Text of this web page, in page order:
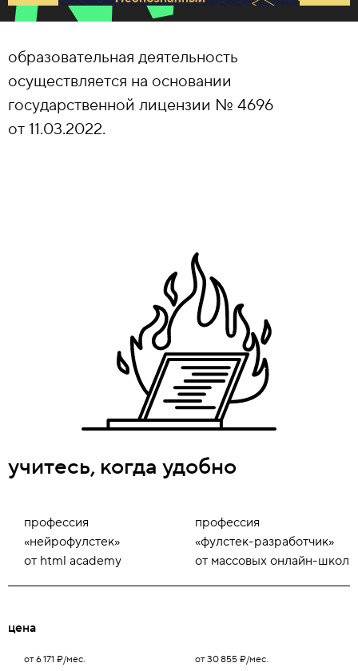
образовательная деятельность
осуществляется на основании
государственной лицензии № 4696
от 11.03.2022.
учитесь, когда удобно
профессия
«нейрофулстек»
от html academy
профессия
«фулстек-разработчик»
от массовых онлайн-школ
цена
от 6 171 ₽/мес. от 30 855 ₽/мес.